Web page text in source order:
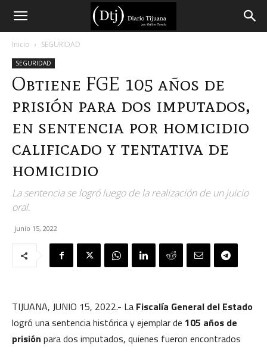
Diario
Tijuana
Inicio SEGURIDAD
SEGURIDAD
Obtiene FGE 105 años de
prisión para dos imputados,
en sentencia por homicidio
calificado y tentativa de
homicidio
La sentencia se logró luego de la realización de un juicio
oral.
junio 15, 2022
TIJUANA, JUNIO 15, 2022.- La Fiscalía General del Estado
logró una sentencia histórica y ejemplar de 105 años de
prisión para dos imputados, quienes fueron encontrados